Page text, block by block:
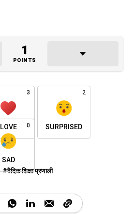
1
POINTS
3
LOVE
2
SURPRISED
0
SAD
वैदिक शिक्षा प्रणाली